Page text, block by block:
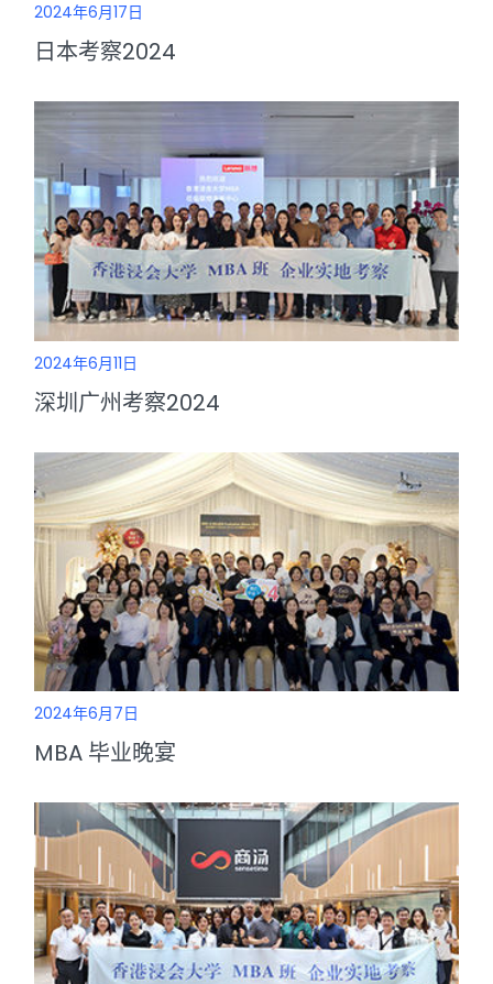
2024年6月17日
日本考察2024
2024年6月11日
深圳广州考察2024
2024年6月7日
MBA 毕业晚宴